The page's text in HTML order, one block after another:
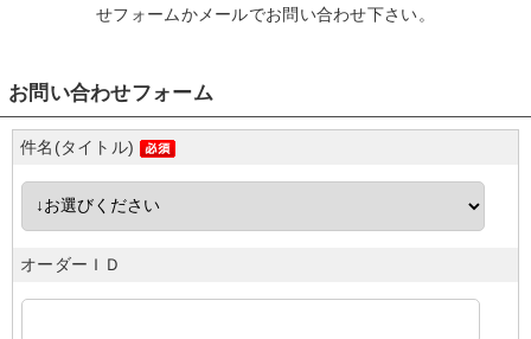
せフォームかメールでお問い合わせ下さい。
お問い合わせフォーム
件名(タイトル)
オーダーＩＤ